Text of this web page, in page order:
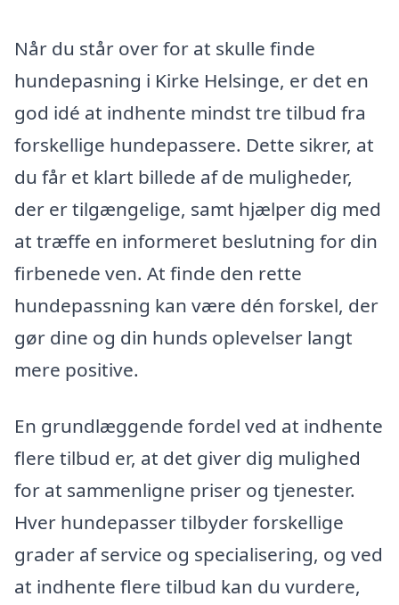
Når du står over for at skulle finde
hundepasning i Kirke Helsinge, er det en
god idé at indhente mindst tre tilbud fra
forskellige hundepassere. Dette sikrer, at
du får et klart billede af de muligheder,
der er tilgængelige, samt hjælper dig med
at træffe en informeret beslutning for din
firbenede ven. At finde den rette
hundepassning kan være dén forskel, der
gør dine og din hunds oplevelser langt
mere positive.
En grundlæggende fordel ved at indhente
flere tilbud er, at det giver dig mulighed
for at sammenligne priser og tjenester.
Hver hundepasser tilbyder forskellige
grader af service og specialisering, og ved
at indhente flere tilbud kan du vurdere,